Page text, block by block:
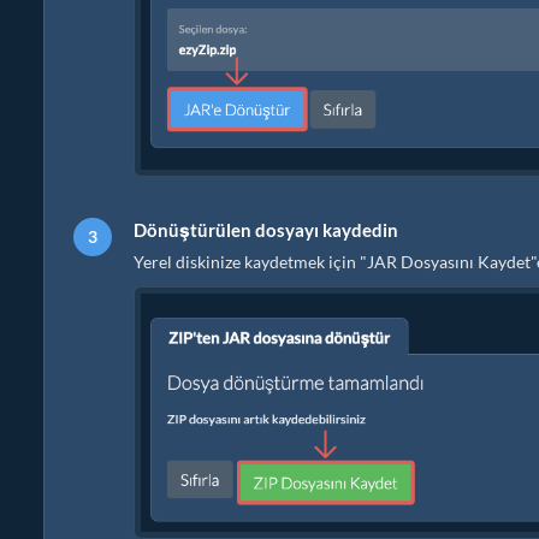
Dönüştürülen dosyayı kaydedin
Yerel diskinize kaydetmek için "JAR Dosyasını